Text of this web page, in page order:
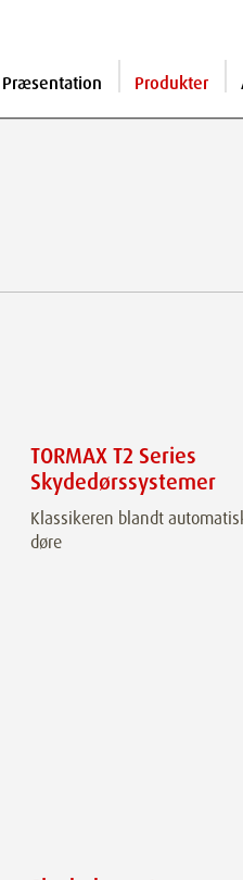
Præsentation Produkter
TORMAX T2 Series
Skydedørssystemer
Klassikeren blandt
døre